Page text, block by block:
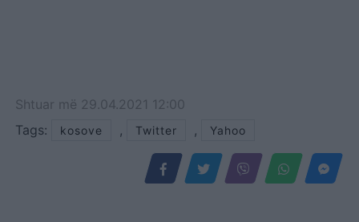
Shtuar më 29.04.2021 12:00
Tags:
kosove , Twitter , Yahoo